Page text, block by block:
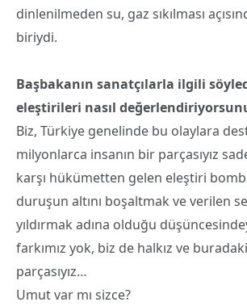
dinlenilmeden su, gaz sıkılması
biriydi.
Başbakanın sanatçılarla ilgili
eleştirileri nasıl
Biz, Türkiye genelinde bu olaylara
milyonlarca insanın bir parçasıyız
karşı hükümetten gelen eleştiri
duruşun altını boşaltmak ve verilen
yıldırmak adına olduğu
farkımız yok, biz de halkız ve
parçasıyız…
Umut var mı sizce?